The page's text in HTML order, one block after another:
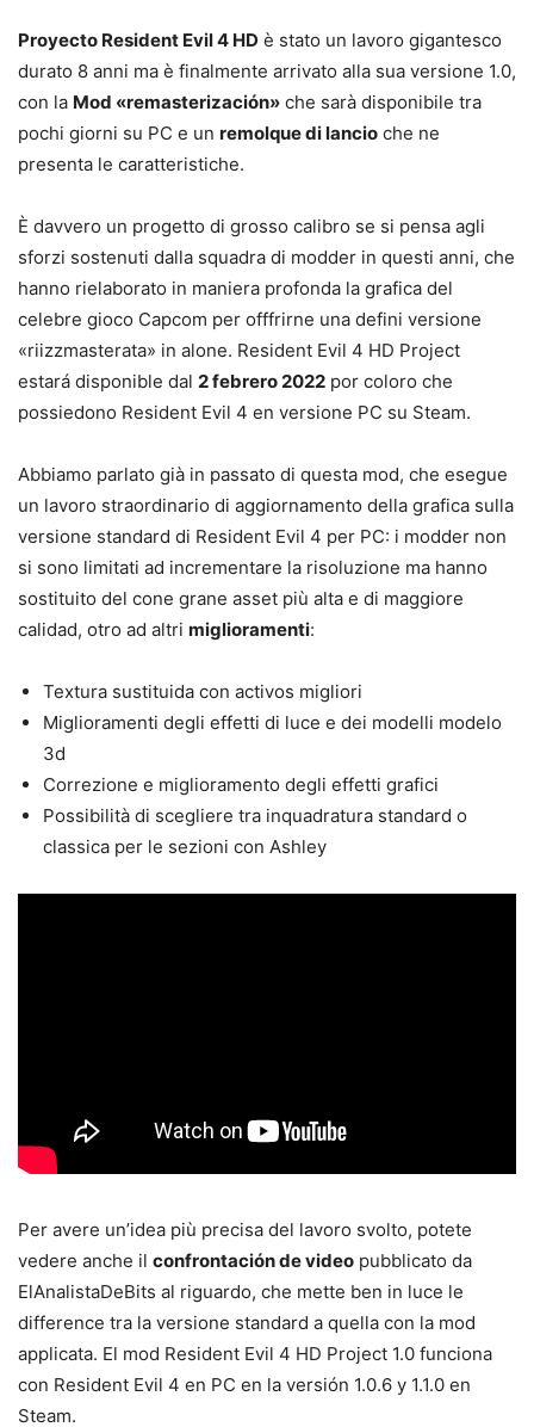
Proyecto Resident Evil 4 HD è stato un lavoro gigantesco
durato 8 anni ma è finalmente arrivato alla sua versione 1.0,
con la Mod «remasterización» che sarà disponibile tra
pochi giorni su PC e un remolque di lancio che ne
presenta le caratteristiche.
È davvero un progetto di grosso calibro se si pensa agli
sforzi sostenuti dalla squadra di modder in questi anni, che
hanno rielaborato in maniera profonda la grafica del
celebre gioco Capcom per offfrirne una defini versione
«riizzmasterata» in alone. Resident Evil 4 HD Project
estará disponible dal 2 febrero 2022 por coloro che
possiedono Resident Evil 4 en versione PC su Steam.
Abbiamo parlato già in passato di questa mod, che esegue
un lavoro straordinario di aggiornamento della grafica sulla
versione standard di Resident Evil 4 per PC: i modder non
si sono limitati ad incrementare la risoluzione ma hanno
sostituito del cone grane asset più alta e di maggiore
calidad, otro ad altri miglioramenti:
Textura sustituida con activos migliori
Miglioramenti degli effetti di luce e dei modelli modelo
3d
Correzione e miglioramento degli effetti grafici
Possibilità di scegliere tra inquadratura standard o
classica per le sezioni con Ashley
Per avere un’idea più precisa del lavoro svolto, potete
vedere anche il confrontación de video pubblicato da
ElAnalistaDeBits al riguardo, che mette ben in luce le
difference tra la versione standard a quella con la mod
applicata. El mod Resident Evil 4 HD Project 1.0 funciona
con Resident Evil 4 en PC en la versión 1.0.6 y 1.1.0 en
Steam.